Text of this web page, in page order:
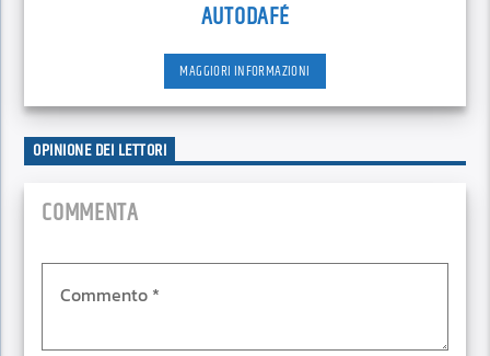
AUTODAFÉ
MAGGIORI INFORMAZIONI
OPINIONE DEI LETTORI
COMMENTA